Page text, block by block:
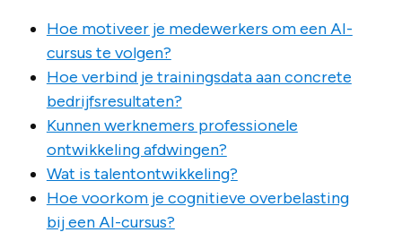
Hoe motiveer je medewerkers om een AI-
cursus te volgen?
Hoe verbind je trainingsdata aan concrete
bedrijfsresultaten?
Kunnen werknemers professionele
ontwikkeling afdwingen?
Wat is talentontwikkeling?
Hoe voorkom je cognitieve overbelasting
bij een AI-cursus?